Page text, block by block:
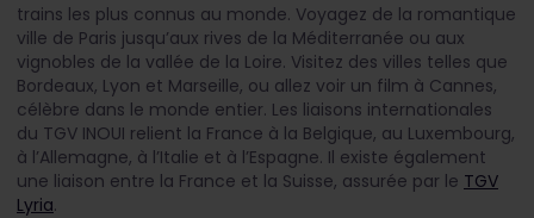
trains les plus connus au monde. Voyagez de la romantique
ville de Paris jusqu’aux rives de la Méditerranée ou aux
vignobles de la vallée de la Loire. Visitez des villes telles que
Bordeaux, Lyon et Marseille, ou allez voir un film à Cannes,
célèbre dans le monde entier. Les liaisons internationales
du TGV INOUI relient la France à la Belgique, au Luxembourg,
à l’Allemagne, à l’Italie et à l’Espagne. Il existe également
une liaison entre la France et la Suisse, assurée par le TGV
Lyria.